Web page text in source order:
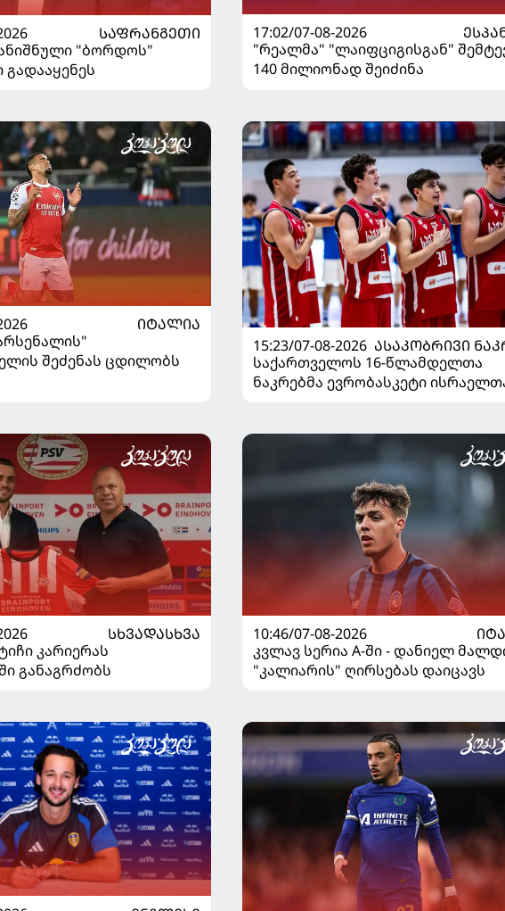
ᲡᲐᲤᲠᲐᲜᲒᲔᲗᲘ
"ბორდოს"
17:02/07-08-2026
"რეალმა" "ლაიფციგისგან"
140 მილიონად შეიძინა
ᲘᲢᲐᲚᲘᲐ
შეძენას ცდილობს
15:23/07-08-2026 ᲐᲡᲐᲙᲝᲑᲠᲘᲕᲘ
საქართველოს 16-წლამდელთა
ნაკრებმა ევრობასკეტი
ᲡᲮᲕᲐᲓᲐᲡᲮᲕᲐ
კარიერას
განაგრძობს
10:46/07-08-2026
კვლავ სერია A-ში - დანიელ
"კალიარის" ღირსებას დაიცავს